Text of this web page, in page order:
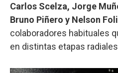
Carlos Scelza, Jorge
Bruno Piñero y Nelson
colaboradores habituales
en distintas etapas